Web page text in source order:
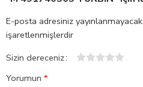
E-posta adresiniz yayınlanmayacak.
işaretlenmişlerdir
Sizin dereceniz
Yorumun *